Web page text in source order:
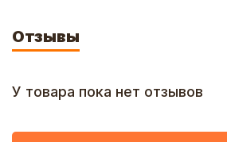
Отзывы
У товара пока нет отзывов